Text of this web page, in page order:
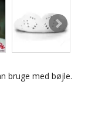
bruge med bøjle.